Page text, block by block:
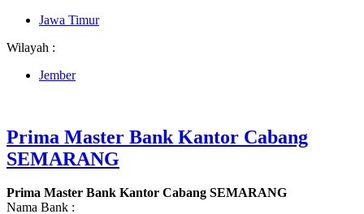
Jawa Timur
Wilayah :
Jember
Prima Master Bank Kantor Cabang
SEMARANG
Prima Master Bank Kantor Cabang SEMARANG
Nama Bank :